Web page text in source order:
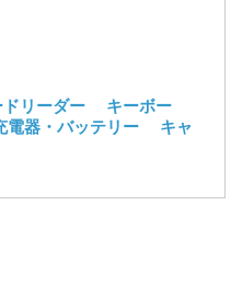
リーダー
キーボー
電器・バッテリー
キャ